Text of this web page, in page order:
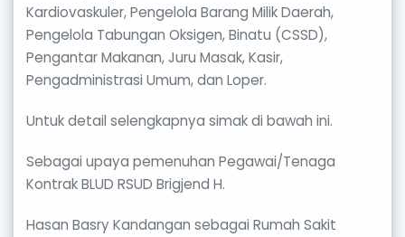
Kardiovaskuler, Pengelola Barang Milik Daerah,
Pengelola Tabungan Oksigen, Binatu (CSSD),
Pengantar Makanan, Juru Masak, Kasir,
Pengadministrasi Umum, dan Loper.
Untuk detail selengkapnya simak di bawah ini.
Sebagai upaya pemenuhan Pegawai/Tenaga
Kontrak BLUD RSUD Brigjend H.
Hasan Basry Kandangan sebagai Rumah Sakit